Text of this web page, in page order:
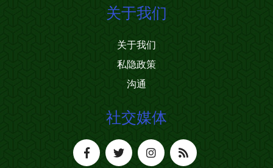
关于我们
关于我们
私隐政策
沟通
社交媒体